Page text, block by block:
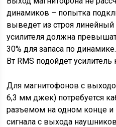
динамиков – попытка
выведет из строя
усилителя должна
30% для запаса по
Вт RMS подойдет усилитель
Для магнитофонов с
6,3 мм джек) потребуется
разъемом на одном конце и
сигнала с выхода